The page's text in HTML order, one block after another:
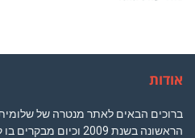
אודות
ברוכים הבאים לאתר מנטרה של שלומית